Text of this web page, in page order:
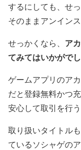
するにしても、せ
そのままアンイン
せっかくなら、 ア
てみてはいかがで
ゲームアプリのア
だと登録無料かつ
安心して取引を行う
取り扱いタイトル
ているソシャゲの